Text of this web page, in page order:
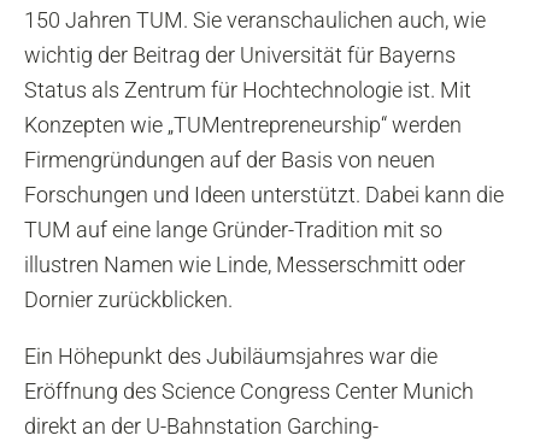
150 Jahren TUM. Sie veranschaulichen auch, wie
wichtig der Beitrag der Universität für Bayerns
Status als Zentrum für Hochtechnologie ist. Mit
Konzepten wie „TUMentrepreneurship“ werden
Firmengründungen auf der Basis von neuen
Forschungen und Ideen unterstützt. Dabei kann die
TUM auf eine lange Gründer-Tradition mit so
illustren Namen wie Linde, Messerschmitt oder
Dornier zurückblicken.
Ein Höhepunkt des Jubiläumsjahres war die
Eröffnung des Science Congress Center Munich
direkt an der U-Bahnstation Garching-